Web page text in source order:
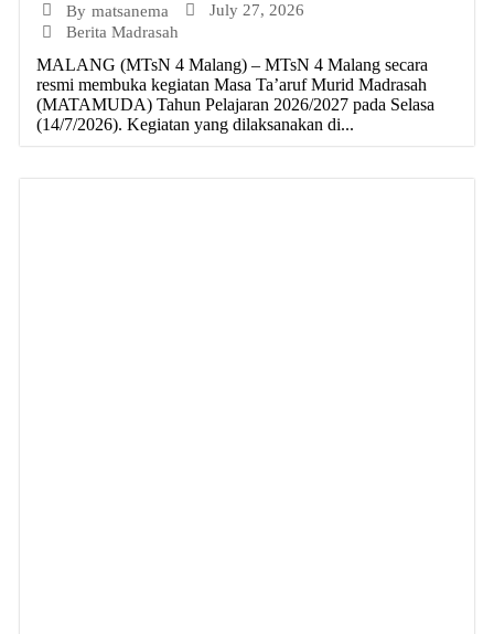
By matsanema
July 27, 2026
Berita Madrasah
MALANG (MTsN 4 Malang) – MTsN 4 Malang secara
resmi membuka kegiatan Masa Ta’aruf Murid Madrasah
(MATAMUDA) Tahun Pelajaran 2026/2027 pada Selasa
(14/7/2026). Kegiatan yang dilaksanakan di...